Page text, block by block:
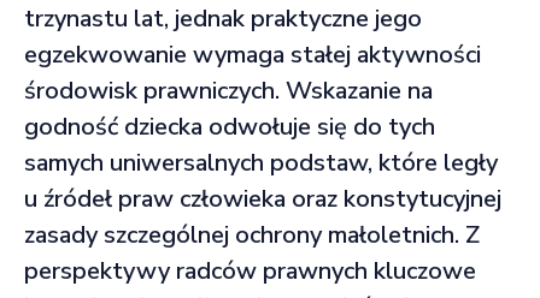
trzynastu lat, jednak praktyczne jego
egzekwowanie wymaga stałej aktywności
środowisk prawniczych. Wskazanie na
godność dziecka odwołuje się do tych
samych uniwersalnych podstaw, które legły
u źródeł praw człowieka oraz konstytucyjnej
zasady szczególnej ochrony małoletnich. Z
perspektywy radców prawnych kluczowe